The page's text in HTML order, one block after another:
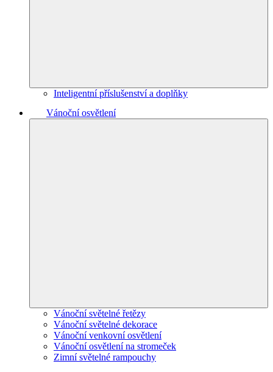
Inteligentní příslušenství a doplňky
Vánoční osvětlení
Vánoční světelné řetězy
Vánoční světelné dekorace
Vánoční venkovní osvětlení
Vánoční osvětlení na stromeček
Zimní světelné rampouchy